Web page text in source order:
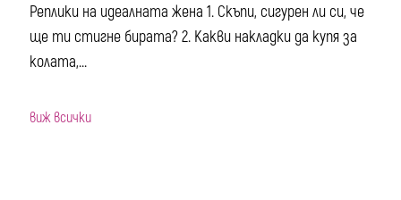
Реплики на идеалната жена 1. Скъпи, сигурен ли си, че
ще ти стигне бирата? 2. Какви накладки да купя за
колата,...
виж всички